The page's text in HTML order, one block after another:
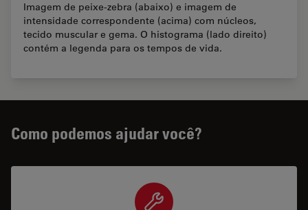
Imagem de peixe-zebra (abaixo) e imagem de
intensidade correspondente (acima) com núcleos,
tecido muscular e gema. O histograma (lado direito)
contém a legenda para os tempos de vida.
Como podemos ajudar você?